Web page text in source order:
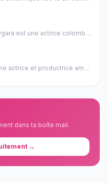
Sofía Margarita Vergara Vergara est une actrice colombienne et personnalité TV américaine.
Sarah Jessica Parker est une actrice et productrice américaine née le 25 février 1965 à Nelsonville, Ohio.
dans ta boîte mail.
→